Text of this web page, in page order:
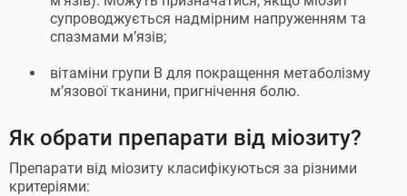
супроводжується надмірним напруженням та
спазмами м’язів;
вітаміни групи В для покращення метаболізму
м’язової тканини, пригнічення болю.
Як обрати препарати від міозиту?
Препарати від міозиту класифікуються за різними
критеріями: